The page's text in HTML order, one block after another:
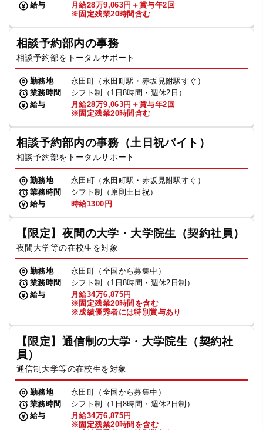
給与
月給28万9,063円＋賞与年2回
※固定残業20時間含む
相談予約部内の事務
相談予約部をトータルサポート
勤務地
永田町（永田町駅・赤坂見附駅すぐ）
業務時間
シフト制（1日8時間・週休2日）
給与
月給28万9,063円＋賞与年2回
※固定残業20時間含む
相談予約部内の事務（土日祝バイト）
相談予約部をトータルサポート
勤務地
永田町（永田町駅・赤坂見附駅すぐ）
業務時間
シフト制（原則土日祝）
給与
時給1300円
【限定】夜間の大学・大学院生（契約社員）
夜間大学等の在校生を対象
勤務地
永田町（全国から募集中）
業務時間
シフト制（1日8時間・週休2日制）
給与
月給34万6,875円
※固定残業20時間を含む
※成績優秀者には特別賞与あり
【限定】通信制の大学・大学院生（契約社
員）
通信制大学等の在校生を対象
勤務地
永田町（全国から募集中）
業務時間
シフト制（1日8時間・週休2日制）
給与
月給34万6,875円
※固定残業20時間を含む